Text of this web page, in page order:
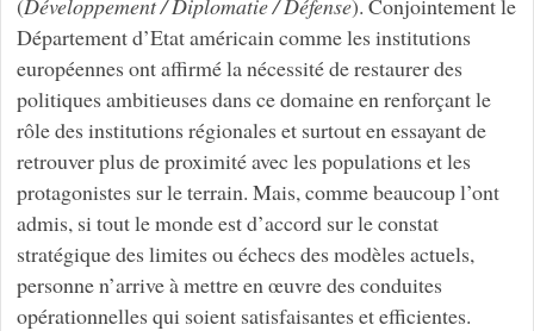
Département d’Etat américain comme les institutions
européennes ont affirmé la nécessité de restaurer des
politiques ambitieuses dans ce domaine en renforçant le
rôle des institutions régionales et surtout en essayant de
retrouver plus de proximité avec les populations et les
protagonistes sur le terrain. Mais, comme beaucoup l’ont
admis, si tout le monde est d’accord sur le constat
stratégique des limites ou échecs des modèles actuels,
personne n’arrive à mettre en œuvre des conduites
opérationnelles qui soient satisfaisantes et efficientes.